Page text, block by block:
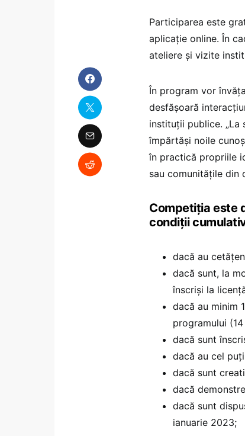
Participarea este
aplicație online. În
ateliere și vizite
În program vor
desfășoară
instituții publice. „La
împărtăși noile
în practică propriile
sau comunitățile din
Competiția este
condiții
dacă au
dacă sunt, la
înscriși la
dacă au minim
programului
dacă sunt
dacă au cel
dacă sunt
dacă
dacă sunt
ianuarie 2023;